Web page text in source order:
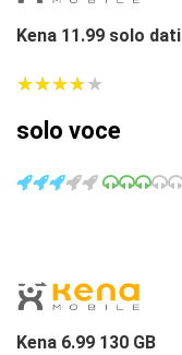
Kena 11.99 solo dati
★★★★★
★★★★★
solo voce
Kena 6.99 130 GB